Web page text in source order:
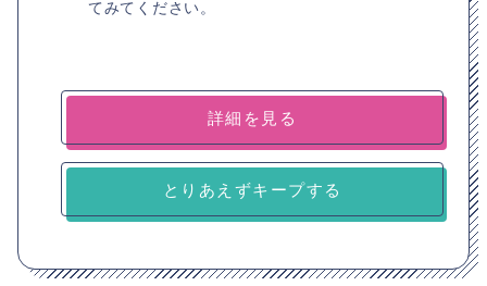
てみてください。
詳細を見る
とりあえずキープする